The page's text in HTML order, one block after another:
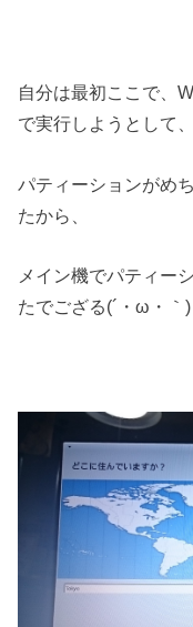
自分は最初ここで、
で実行しようとして、
パティーションがめ
たから、
メイン機でパティー
たでござる(´・ω・｀)